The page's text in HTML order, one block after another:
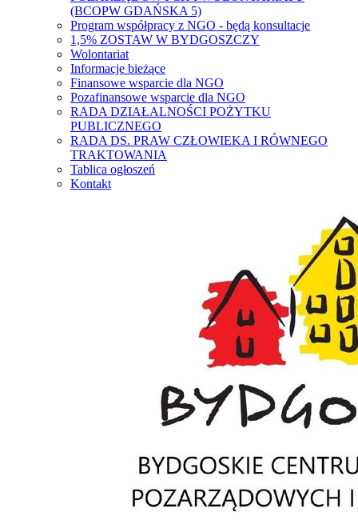
(BCOPW GDAŃSKA 5)
Program współpracy z NGO - będą konsultacje
1,5% ZOSTAW W BYDGOSZCZY
Wolontariat
Informacje bieżące
Finansowe wsparcie dla NGO
Pozafinansowe wsparcie dla NGO
RADA DZIAŁALNOŚCI POŻYTKU
PUBLICZNEGO
RADA DS. PRAW CZŁOWIEKA I RÓWNEGO
TRAKTOWANIA
Tablica ogłoszeń
Kontakt